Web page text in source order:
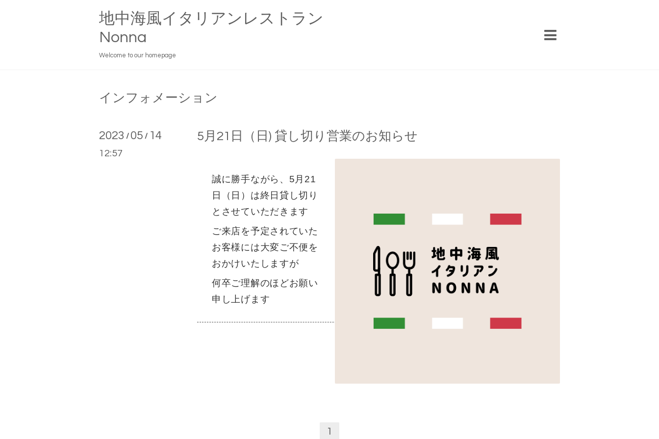
地中海風イタリアンレストラン
Nonna
Welcome to our homepage
インフォメーション
2023 / 05 / 14
12:57
5月21日（日) 貸し切り営業のお知らせ
誠に勝手ながら、5月21
日（日）は終日貸し切り
とさせていただきます
ご来店を予定されていた
お客様には大変ご不便を
おかけいたしますが
何卒ご理解のほどお願い
申し上げます
1